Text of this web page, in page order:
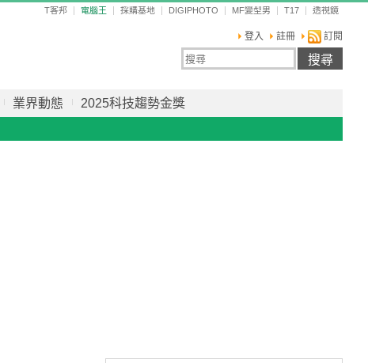
T客邦 電腦王 採購基地 DIGIPHOTO MF變型男 T17 透視鏡
登入 註冊 訂閱
業界動態 2025科技趨勢金獎